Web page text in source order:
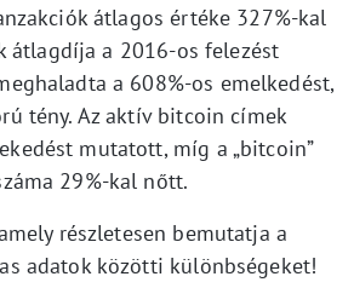
átlagos értéke 327%-kal
átlagdíja a 2016-os felezést
a 608%-os emelkedést,
tény. Az aktív bitcoin címek
mutatott, míg a „bitcoin”
29%-kal nőtt.
részletesen bemutatja a
adatok közötti különbségeket!